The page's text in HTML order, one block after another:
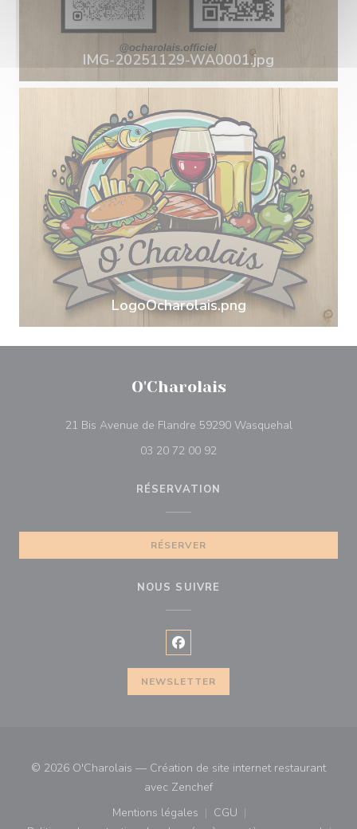
IMG-20251129-WA0001.jpg
LogoOcharolais.png
O'Charolais
21 Bis Avenue de Flandre 59290 Wasquehal((ouvre une
03 20 72 00 92
RÉSERVATION
RÉSERVER
NOUS SUIVRE
Facebook ((ouvre une nouvelle
NEWSLETTER
© 2026 O'Charolais — Création de site internet restaurant
avec Zenchef((ouvre une nouvelle
Mentions légales
((ouvre une nouvelle fenêtre))
CGU
((ouvre une nouvelle